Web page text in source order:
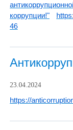
коррупции!"
46
23.04.2024
https://